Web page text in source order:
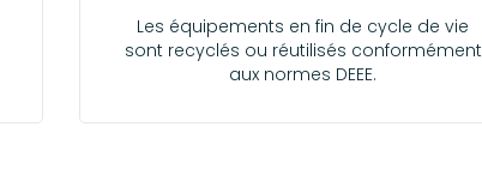
Les équipements en fin de cycle de vie
sont recyclés ou réutilisés conformément
aux normes DEEE.